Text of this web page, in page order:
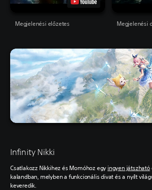
Megjelenési előzetes Megjelenési
Infinity Nikki
Csatlakozz Nikkihez és Momóhoz egy ingyen játszható
kalandban, melyben a funkcionális divat és a nyílt
keveredik.